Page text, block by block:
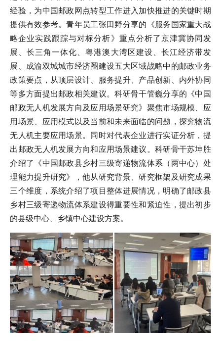
经验，为中国邮政网点转型工作进入加快推进的关键时期
提供有效参考。青年员工张田野分享的《服务国家重大战
略企业实践跟踪与对标分析》重点分析了京津冀协同发
展、长三角一体化、粤港澳大湾区建设、长江经济带发
展、成渝双城城市经济圈建设五大区域战略中的邮政业务
政策要点，从顶层设计、服务提升、产品创新、内外协同
等多方面提出邮政相关建议。科研骨干管巍分享的《中国
邮政无人机发展方向及应用场景研究》聚焦市场规模、应
用场景、应用模式以及当前和未来面临的问题，探究物流
无人机主要应用场景。同时对代表企业进行实证分析，提
出邮政无人机发展方向和应用场景建议。科研骨干苏坤胜
介绍了《中国邮政县乡村三级寄递物流体系（两中心）处
理能力提升研究》，他从研究背景、研究框架及研究成果
三个维度，系统介绍了项目整体进展情况，明确了邮政县
乡村三级寄递物流体系建设得重要性和紧迫性，提出初步
的县级中心、乡镇中心建设方案。